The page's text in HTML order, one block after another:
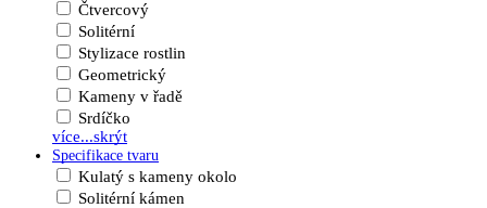
Čtvercový
Solitérní
Stylizace rostlin
Geometrický
Kameny v řadě
Srdíčko
více...skrýt
Specifikace tvaru
Kulatý s kameny okolo
Solitérní kámen